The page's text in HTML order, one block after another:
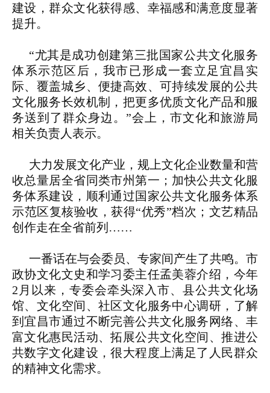
建设，群众文化获得感、幸福感和满意度显著
提升。
“尤其是成功创建第三批国家公共文化服务
体系示范区后，我市已形成一套立足宜昌实
际、覆盖城乡、便捷高效、可持续发展的公共
文化服务长效机制，把更多优质文化产品和服
务送到了群众身边。”会上，市文化和旅游局
相关负责人表示。
大力发展文化产业，规上文化企业数量和营
收总量居全省同类市州第一；加快公共文化服
务体系建设，顺利通过国家公共文化服务体系
示范区复核验收，获得“优秀”档次；文艺精品
创作走在全省前列……
一番话在与会委员、专家间产生了共鸣。市
政协文化文史和学习委主任孟美蓉介绍，今年
2月以来，专委会牵头深入市、县公共文化场
馆、文化空间、社区文化服务中心调研，了解
到宜昌市通过不断完善公共文化服务网络、丰
富文化惠民活动、拓展公共文化空间、推进公
共数字文化建设，很大程度上满足了人民群众
的精神文化需求。